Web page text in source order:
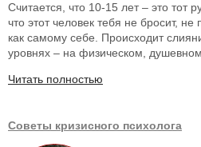
Считается, что 10-15 лет – это тот
что этот человек тебя не бросит,
как самому себе. Происходит
уровнях – на физическом,
Читать полностью
Советы кризисного психолога